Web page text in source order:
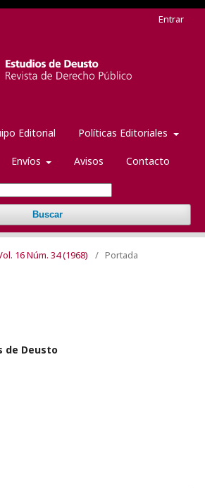
Editorial Políticas Editoriales
Envíos Avisos Contacto
Buscar
Entrar
16 Núm. 34 (1968) / Portada
de Deusto